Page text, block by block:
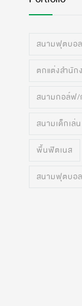
สนามฟุตบอ
ตกแต่งสำนัก
สนามกอล์ฟ
สนามเด็กเล่น
พื้นฟิตเนส
สนามฟุตบอล